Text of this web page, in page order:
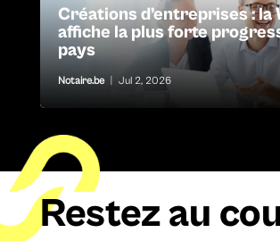
Créations d’entreprises : la
affiche la plus forte
pays
Notaire.be Jul 2, 2026
Restez au